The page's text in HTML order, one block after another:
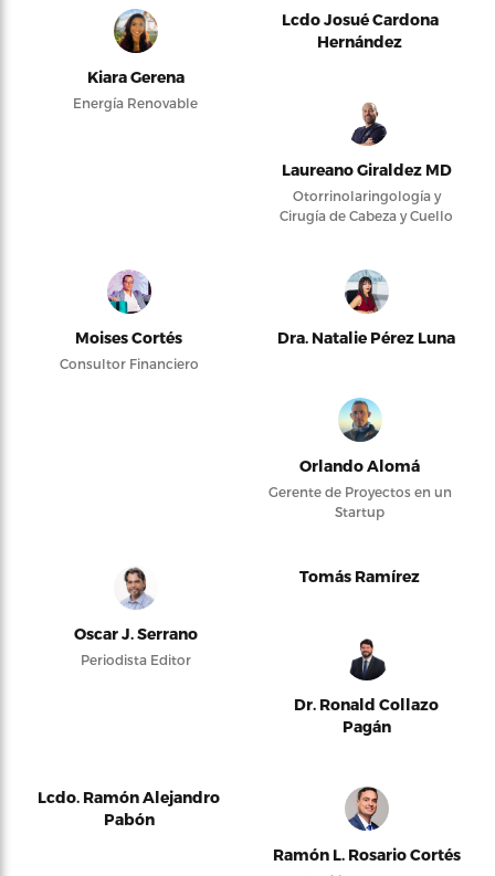
Kiara Gerena
Energía Renovable
Lcdo Josué Cardona
Hernández
Laureano Giraldez MD
Otorrinolaringología y
Cirugía de Cabeza y Cuello
Moises Cortés
Consultor Financiero
Dra. Natalie Pérez Luna
Orlando Alomá
Gerente de Proyectos en un
Startup
Oscar J. Serrano
Periodista Editor
Tomás Ramírez
Dr. Ronald Collazo
Pagán
Lcdo. Ramón Alejandro
Pabón
Ramón L. Rosario Cortés